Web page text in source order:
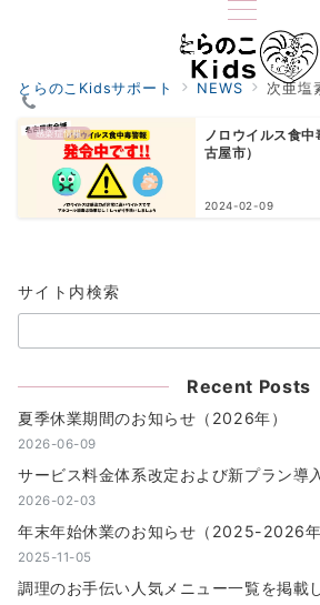
とらのこKidsサポート NEWS 次亜塩
感染症情報
ノロウイルス食中
古屋市）
2024-02-09
サイト内検索
Recent Posts
夏季休業期間のお知らせ（2026年）
2026-06-09
サービス料金体系改定および新プラン導
2026-02-03
年末年始休業のお知らせ（2025-2026年
2025-11-05
調理のお手伝い人気メニュー一覧を掲載